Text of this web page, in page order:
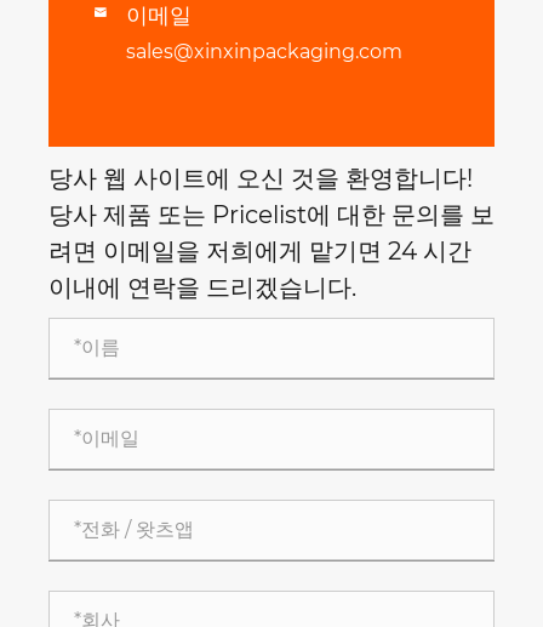
 이메일
sales@xinxinpackaging.com
당사 웹 사이트에 오신 것을 환영합니다!
당사 제품 또는 Pricelist에 대한 문의를 보
려면 이메일을 저희에게 맡기면 24 시간
이내에 연락을 드리겠습니다.